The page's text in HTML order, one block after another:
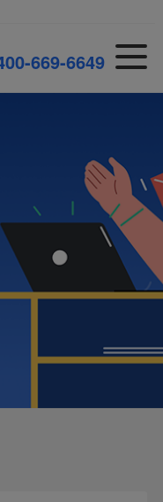
00-669-6649